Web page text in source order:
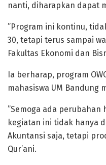
nanti, diharapkan dapat
”Program ini kontinu,
30, tetapi terus sampai
Fakultas Ekonomi dan
Ia berharap, program
mahasiswa UM Bandung
”Semoga ada perubahan
kegiatan ini tidak hanya
Akuntansi saja, tetapi
Qur’ani.